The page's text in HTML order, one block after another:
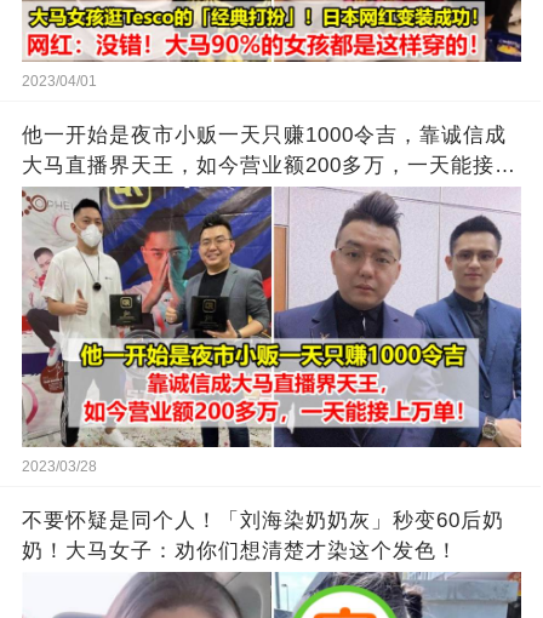
2023/04/01
他一开始是夜市小贩一天只赚1000令吉，靠诚信成
大马直播界天王，如今营业额200多万，一天能接上
万单
2023/03/28
不要怀疑是同个人！「刘海染奶奶灰」秒变60后奶
奶！大马女子：劝你们想清楚才染这个发色！